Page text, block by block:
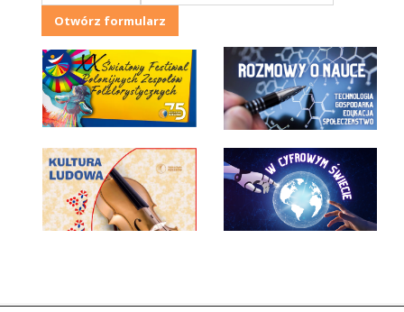
Otwórz formularz